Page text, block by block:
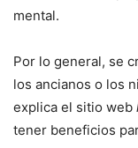
mental.
Por lo general, se
los ancianos o los
explica el sitio web
tener beneficios